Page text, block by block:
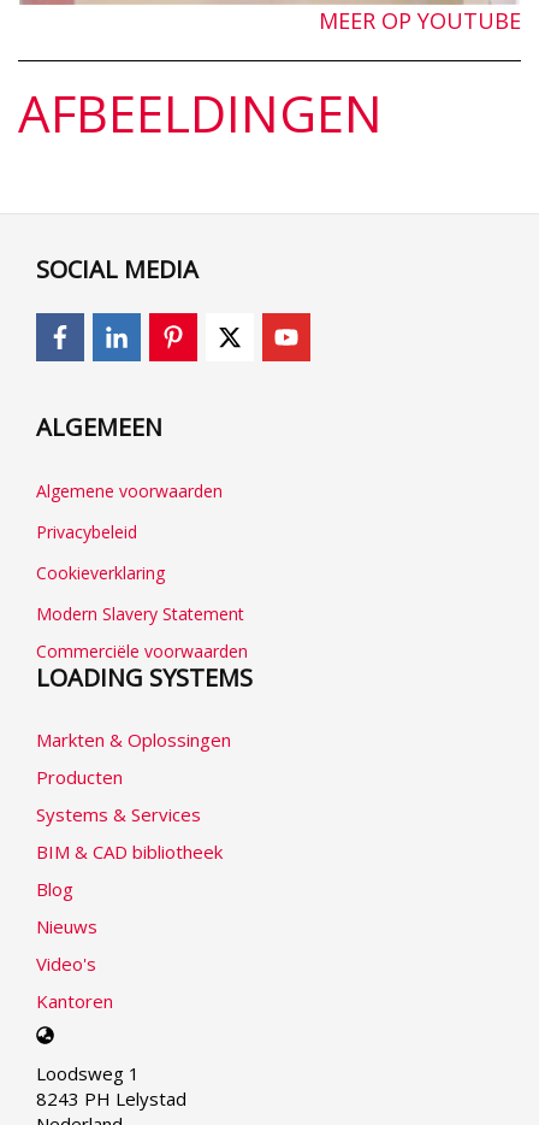
MEER OP YOUTUBE
AFBEELDINGEN
SOCIAL MEDIA
ALGEMEEN
Algemene voorwaarden
Privacybeleid
Cookieverklaring
Modern Slavery Statement
Commerciële voorwaarden
LOADING SYSTEMS
Markten & Oplossingen
Producten
Systems & Services
BIM & CAD bibliotheek
Blog
Nieuws
Video's
Kantoren
Select
language
Loodsweg 1
8243 PH Lelystad